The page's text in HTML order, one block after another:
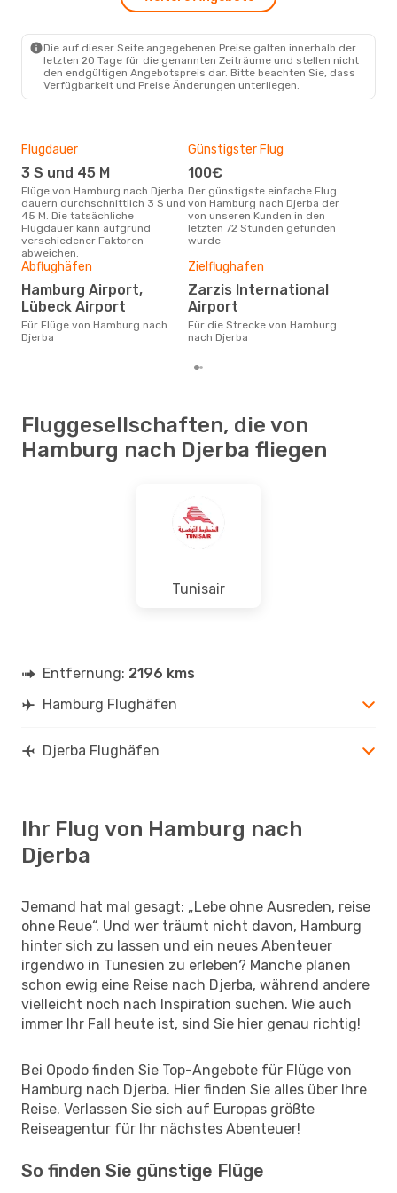
- Sa., 26. Sept.
1 Zwischenstopp
HAM- DJE
Lufthansa 1 Zwischenstopp
DJE- HAM
Die auf dieser Seite angegebenen Preise galten innerhalb der
letzten 20 Tage für die genannten Zeiträume und stellen nicht
den endgültigen Angebotspreis dar. Bitte beachten Sie, dass
Verfügbarkeit und Preise Änderungen unterliegen.
Flugdauer
3 S und 45 M
Flüge von Hamburg nach Djerba
dauern durchschnittlich 3 S und
45 M. Die tatsächliche
Flugdauer kann aufgrund
verschiedener Faktoren
abweichen.
Günstigster Flug
100€
Der günstigste einfache Flug
von Hamburg nach Djerba der
von unseren Kunden in den
letzten 72 Stunden gefunden
wurde
Abflughäfen
Hamburg Airport,
Lübeck Airport
Für Flüge von Hamburg nach
Djerba
Zielflughafen
Zarzis International
Airport
Für die Strecke von Hamburg
nach Djerba
Fluggesellschaften, die von
Hamburg nach Djerba fliegen
Tunisair
Entfernung: 2196 kms
Hamburg Flughäfen
Djerba Flughäfen
Ihr Flug von Hamburg nach
Djerba
Jemand hat mal gesagt: „Lebe ohne Ausreden, reise
ohne Reue“. Und wer träumt nicht davon, Hamburg
hinter sich zu lassen und ein neues Abenteuer
irgendwo in Tunesien zu erleben? Manche planen
schon ewig eine Reise nach Djerba, während andere
vielleicht noch nach Inspiration suchen. Wie auch
immer Ihr Fall heute ist, sind Sie hier genau richtig!
Bei Opodo finden Sie Top-Angebote für Flüge von
Hamburg nach Djerba. Hier finden Sie alles über Ihre
Reise. Verlassen Sie sich auf Europas größte
Reiseagentur für Ihr nächstes Abenteuer!
So finden Sie günstige Flüge